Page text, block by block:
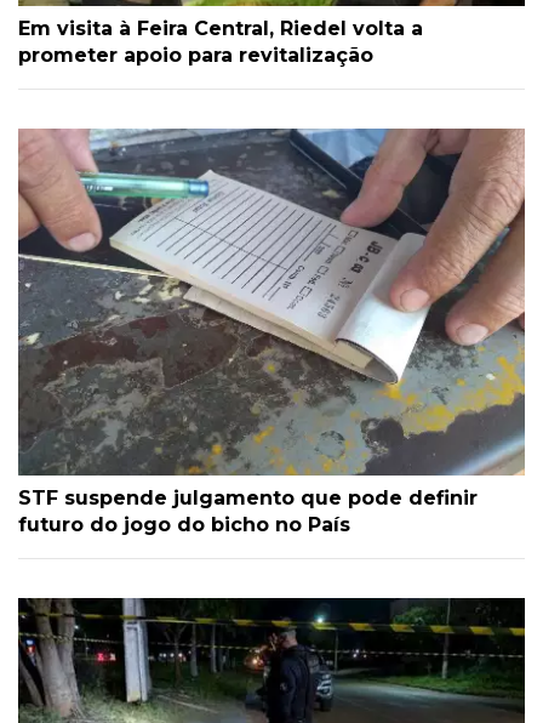
Em visita à Feira Central, Riedel volta a
prometer apoio para revitalização
STF suspende julgamento que pode definir
futuro do jogo do bicho no País